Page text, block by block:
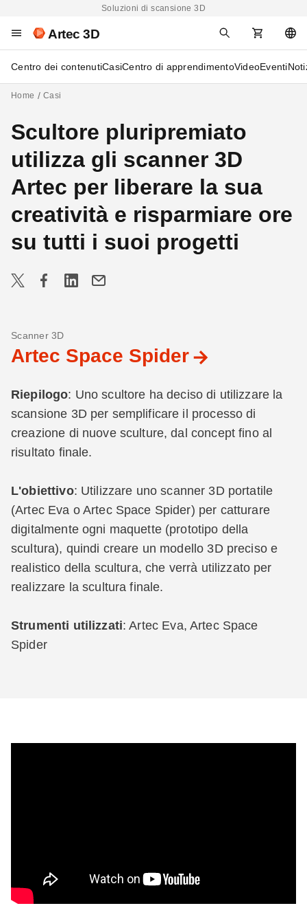
Soluzioni di scansione 3D
Artec 3D
Centro dei contenutiCasiCentro di apprendimentoVideoEventi
Home Casi
Scultore pluripremiato
utilizza gli scanner 3D
Artec per liberare la sua
creatività e risparmiare ore
su tutti i suoi progetti
Scanner 3D
Artec Space Spider
Riepilogo: Uno scultore ha deciso di utilizzare la
scansione 3D per semplificare il processo di
creazione di nuove sculture, dal concept fino al
risultato finale.
L'obiettivo: Utilizzare uno scanner 3D portatile
(Artec Eva o Artec Space Spider) per catturare
digitalmente ogni maquette (prototipo della
scultura), quindi creare un modello 3D preciso e
realistico della scultura, che verrà utilizzato per
realizzare la scultura finale.
Strumenti utilizzati: Artec Eva, Artec Space
Spider